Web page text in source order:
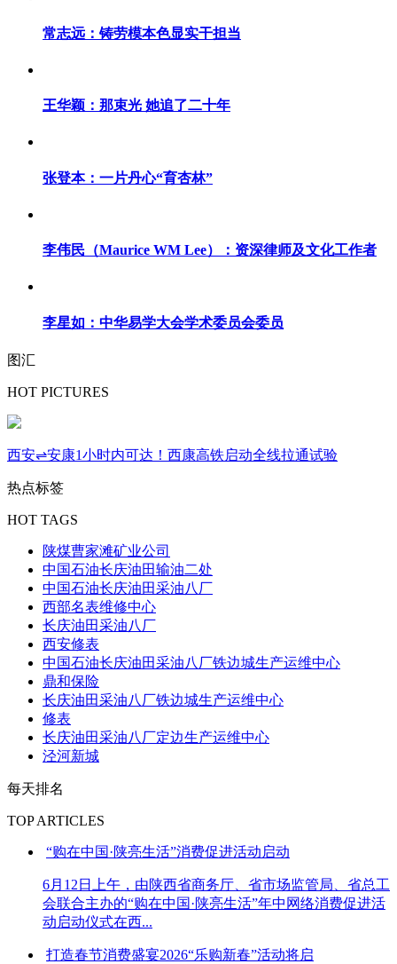
常志远：铸劳模本色显实干担当
王华颖：那束光 她追了二十年
张登本：一片丹心“育杏林”
李伟民（Maurice WM Lee）：资深律师及文化工作者
李星如：中华易学大会学术委员会委员
图汇
HOT PICTURES
西安⇌安康1小时内可达！西康高铁启动全线拉通试验
热点标签
HOT TAGS
陕煤曹家滩矿业公司
中国石油长庆油田输油二处
中国石油长庆油田采油八厂
西部名表维修中心
长庆油田采油八厂
西安修表
中国石油长庆油田采油八厂铁边城生产运维中心
鼎和保险
长庆油田采油八厂铁边城生产运维中心
修表
长庆油田采油八厂定边生产运维中心
泾河新城
每天排名
TOP ARTICLES
“购在中国·陕亮生活”消费促进活动启动
6月12日上午，由陕西省商务厅、省市场监管局、省总工
会联合主办的“购在中国·陕亮生活”年中网络消费促进活
动启动仪式在西...
打造春节消费盛宴2026“乐购新春”活动将启